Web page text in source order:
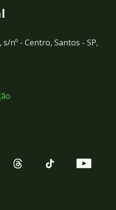
nº - Centro, Santos - SP,